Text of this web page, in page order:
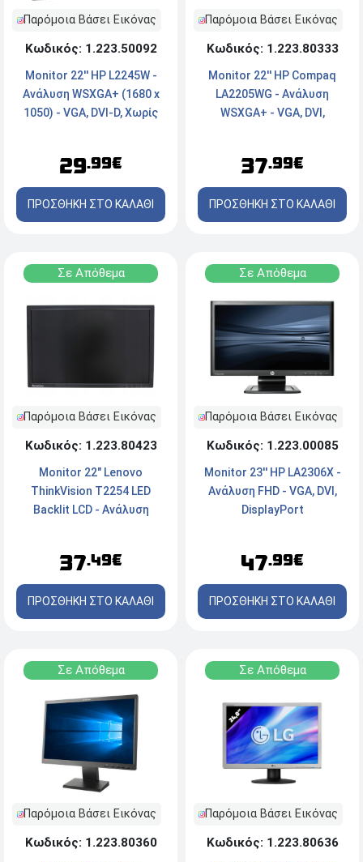
Παρόμοια Βάσει Εικόνας
Κωδικός: 1.223.50092
Monitor 22'' HP L2245W -
Aνάλυση WSXGA+ (1680 x
1050) - VGA, DVI-D, Χωρίς
29.99€
ΠΡΟΣΘΗΚΗ ΣΤΟ ΚΑΛΑΘΙ
Παρόμοια Βάσει Εικόνας
Κωδικός: 1.223.80333
Monitor 22'' HP Compaq
LA2205WG - Aνάλυση
WSXGA+ - VGA, DVI,
37.99€
ΠΡΟΣΘΗΚΗ ΣΤΟ ΚΑΛΑΘΙ
Σε Απόθεμα
Παρόμοια Βάσει Εικόνας
Κωδικός: 1.223.80423
Monitor 22" Lenovo
ThinkVision T2254 LED
Backlit LCD - Ανάλυση
Raven Black
37.49€
ΠΡΟΣΘΗΚΗ ΣΤΟ ΚΑΛΑΘΙ
Σε Απόθεμα
Παρόμοια Βάσει Εικόνας
Κωδικός: 1.223.00085
Monitor 23'' HP LA2306X -
Ανάλυση FHD - VGA, DVI,
DisplayPort
47.99€
ΠΡΟΣΘΗΚΗ ΣΤΟ ΚΑΛΑΘΙ
Σε Απόθεμα
Παρόμοια Βάσει Εικόνας
Κωδικός: 1.223.80360
Σε Απόθεμα
Παρόμοια Βάσει Εικόνας
Κωδικός: 1.223.80636